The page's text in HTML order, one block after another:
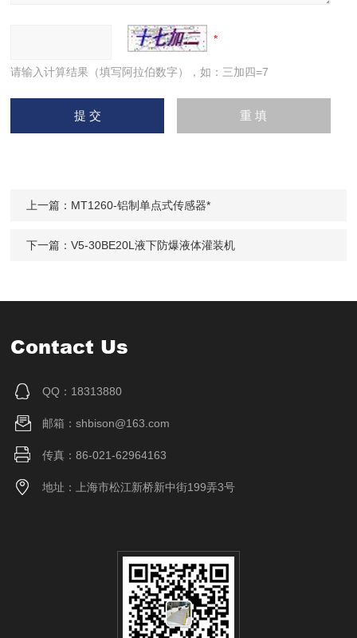
请输入计算结果（填写阿拉伯数字），如：三加四=7
上一篇： MT1260-铝制单点式传感器*
下一篇：V5-30BE20L液下防爆液体灌装机
Contact Us
QQ：18313880
邮箱：shbison@163.com
传真：86-021-62964163
地址：上海市松江新桥新中街199弄3号